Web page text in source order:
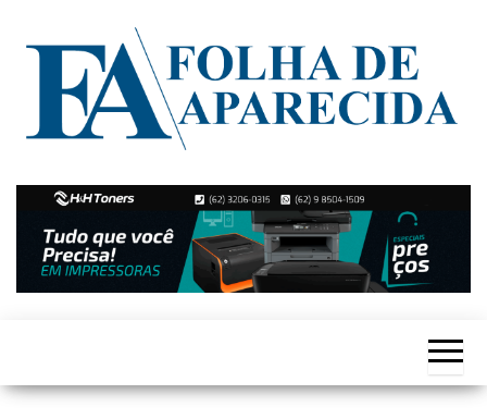
Folha de
Aparecida
Notícias
de
Aparecida
de
Goiânia